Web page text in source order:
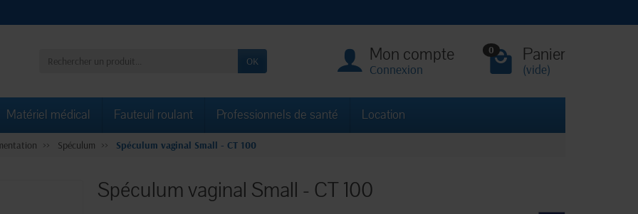
OK Mon compte
Connexion
0 Panier
(vide)
Matériel médical Fauteuil roulant Professionnels de santé Location
Spéculum Spéculum vaginal Small - CT 100
Spéculum vaginal Small - CT 100